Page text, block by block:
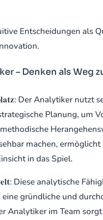
Entscheidungen als
– Denken als Weg
Der Analytiker nutzt
Planung, um
machen, ermöglicht
in das Spiel.
Diese analytische
eine gründliche und
Analytiker im Team